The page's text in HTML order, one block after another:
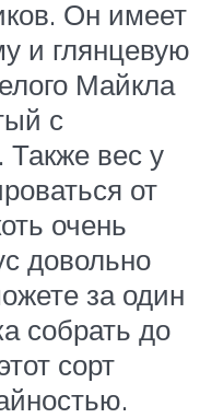
Он имеет
и глянцевую
Майкла
с
вес у
от
очень
довольно
за один
собрать до
сорт